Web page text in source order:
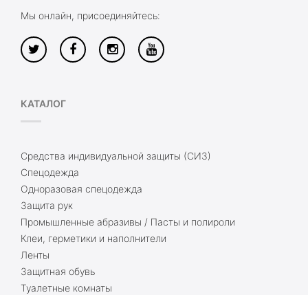
Мы онлайн, присоединяйтесь:
КАТАЛОГ
Средства индивидуальной защиты (СИЗ)
Спецодежда
Одноразовая спецодежда
Защита рук
Промышленные абразивы / Пасты и полироли
Клеи, герметики и наполнители
Ленты
Защитная обувь
Туалетные комнаты